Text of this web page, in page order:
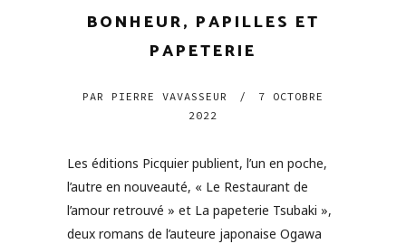
BONHEUR, PAPILLES ET
PAPETERIE
PAR PIERRE VAVASSEUR /
7 OCTOBRE
2022
Les éditions Picquier publient, l’un en poche,
l’autre en nouveauté, « Le Restaurant de
l’amour retrouvé » et La papeterie Tsubaki »,
deux romans de l’auteure japonaise Ogawa